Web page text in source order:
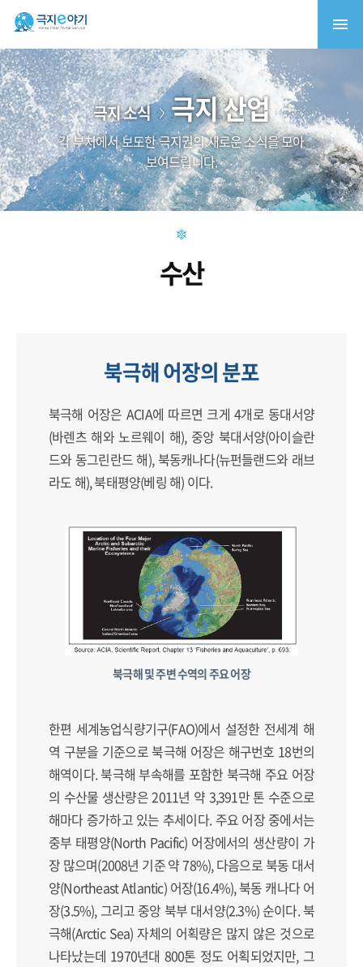
극지 소식 극지 산업
각 부처에서 보도한 극지권의 새로운 소식을 모아
보여드립니다.
수산
북극해 어장의 분포
북극해 어장은 ACIA에 따르면 크게 4개로 동대서양
(바렌츠 해와 노르웨이 해), 중앙 북대서양(아이슬란
드와 동그린란드 해), 북동캐나다(뉴펀들랜드와 래브
라도 해), 북태평양(베링 해) 이다.
북극해 및 주변 수역의 주요 어장
한편 세계농업식량기구(FAO)에서 설정한 전세계 해
역 구분을 기준으로 북극해 어장은 해구번호 18번의
해역이다. 북극해 부속해를 포함한 북극해 주요 어장
의 수산물 생산량은 2011년 약 3,391만 톤 수준으로
해마다 증가하고 있는 추세이다. 주요 어장 중에서는
중부 태평양(North Pacific) 어장에서의 생산량이 가
장 많으며(2008년 기준 약 78%), 다음으로 북동 대서
양(Northeast Atlantic) 어장(16.4%), 북동 캐나다 어
장(3.5%), 그리고 중앙 북부 대서양(2.3%) 순이다. 북
극해(Arctic Sea) 자체의 어획량은 많지 않은 것으로
나타났는데 1970년대 800톤 정도 어획되었지만, 그